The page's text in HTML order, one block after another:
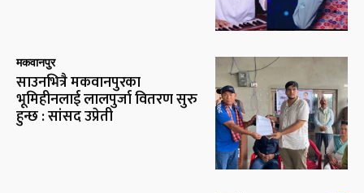
मकवानपुर
साउनभित्रै मकवानपुरका
भूमिहीनलाई लालपुर्जा वितरण सुरु
हुन्छ : सांसद उप्रेती